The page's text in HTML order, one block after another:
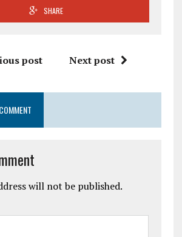
SHARE
post Next post
will not be published.